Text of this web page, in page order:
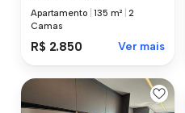
Apartamento |135 m² |2
Camas
R$ 2.850 Ver mais